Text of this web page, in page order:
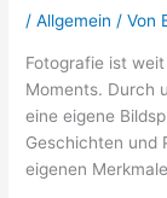
/Allgemein / Von
Fotografie ist
Moments. Durch
eine eigene
Geschichten und
eigenen